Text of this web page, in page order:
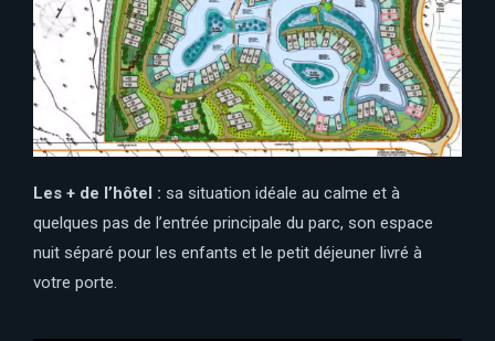
Les + de l’hôtel : sa situation idéale au calme et à
quelques pas de l’entrée principale du parc, son espace
nuit séparé pour les enfants et le petit déjeuner livré à
votre porte.